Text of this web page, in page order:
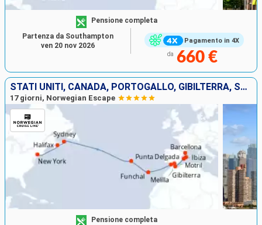
Pagamento in 4X
Pensione completa
da 660 €
Partenza da Southampton
ven 20 nov 2026
STATI UNITI, CANADA, PORTOGALLO, GIBILTERRA, SPAGNA, IBIZA, MAIORCA
17 giorni, Norwegian Escape
Pensione completa